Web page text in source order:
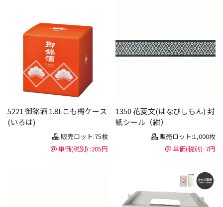
5221 御銘酒 1.8Lこも樽ケース
(いろは)
販売ロット:75枚
単価(税別) :205円
1350 花菱文(はなびしもん) 封
紙シール（紺）
販売ロット:1,000枚
単価(税別) :7円